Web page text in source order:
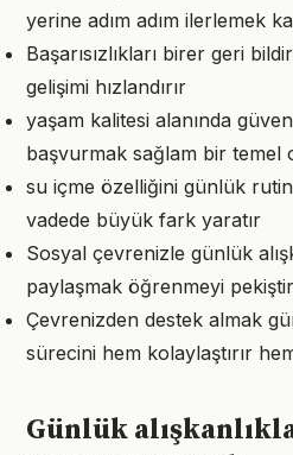
yerine adım adım ilerlemek
Başarısızlıkları birer geri
gelişimi hızlandırır
yaşam kalitesi alanında
başvurmak sağlam bir temel
su içme özelliğini günlük
vadede büyük fark yaratır
Sosyal çevrenizle günlük
paylaşmak öğrenmeyi
Çevrenizden destek almak
sürecini hem kolaylaştırır
Günlük